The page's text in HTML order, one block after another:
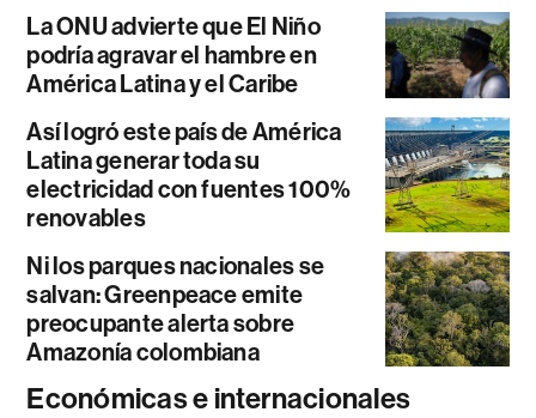
La ONU advierte que El Niño
podría agravar el hambre en
América Latina y el Caribe
Así logró este país de América
Latina generar toda su
electricidad con fuentes 100%
renovables
Ni los parques nacionales se
salvan: Greenpeace emite
preocupante alerta sobre
Amazonía colombiana
Económicas e internacionales